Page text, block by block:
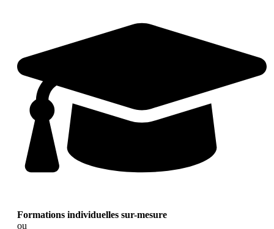
Formations individuelles sur-mesure
ou